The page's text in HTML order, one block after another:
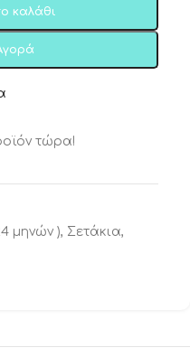
καλάθι
τώρα!
μηνών ), Σετάκια,